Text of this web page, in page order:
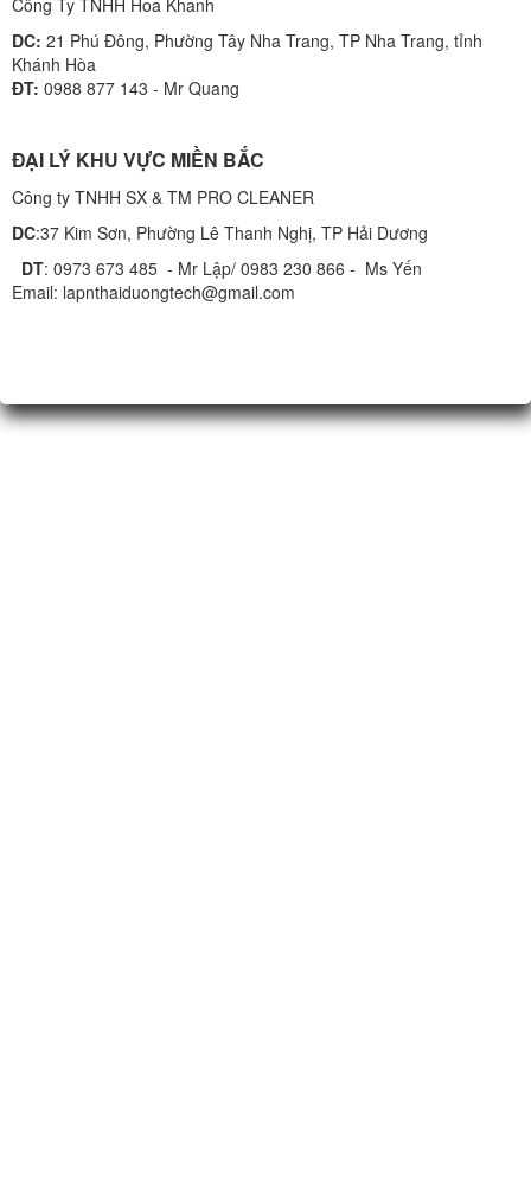
DC: 21 Phú Đông, Phường Tây Nha Trang, TP Nha Trang, tỉnh
Khánh Hòa
ĐT: 0988 877 143 - Mr Quang
ĐẠI LÝ KHU VỰC MIỀN BẮC
Công ty TNHH SX & TM PRO CLEANER
DC:37 Kim Sơn, Phường Lê Thanh Nghị, TP Hải Dương
DT: 0973 673 485 - Mr Lập/ 0983 230 866 - Ms Yến
Email: lapnthaiduongtech@gmail.com